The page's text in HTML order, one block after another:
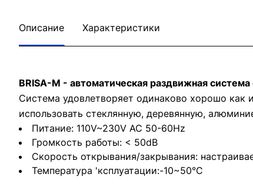
Описание Характеристики
BRISA-M - автоматическая раздвижная
Система удовлетворяет одинаково хорошо
использовать стеклянную, деревянную,
Питание: 110V~230V AC 50-60Hz
Громкость работы: < 50dB
Скорость открывания/закрывания:
Температура 'ксплуатации:-10~50°C